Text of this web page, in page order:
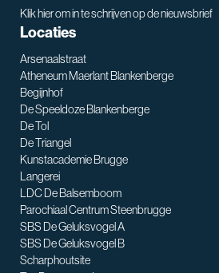
Klik hier om in te schrijven op de nieuwsbrief
Locaties
Arsenaalstraat
Atheneum Maerlant Blankenberge
Begijnhof
De Speeldoze Blankenberge
De Tol
De Triangel
Kunstacademie Brugge
Langerei
LDC De Balsemboom
Parochiaal Centrum Steenbrugge
SBS De Geluksvogel A
SBS De Geluksvogel B
Scharphoutsite
SNT assistent
Waarmee kan ik je helpen?